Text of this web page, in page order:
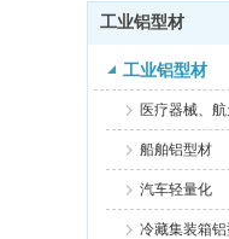
工业铝型材
工业铝型材
医疗器械、
船舶铝型材
汽车轻量化
冷藏集装箱